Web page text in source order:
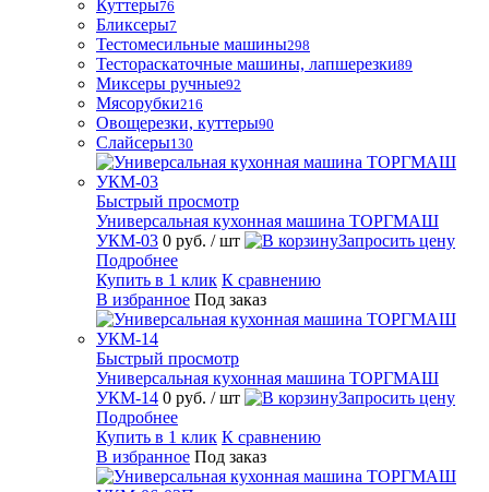
Куттеры76
Бликсеры7
Тестомесильные машины298
Тестораскаточные машины, лапшерезки89
Миксеры ручные92
Мясорубки216
Овощерезки, куттеры90
Слайсеры130
Быстрый просмотр
Универсальная кухонная машина ТОРГМАШ
УКМ-03 0 руб. / шт
Запросить цену
Подробнее
Купить в 1 клик К сравнению
В избранное Под заказ
Быстрый просмотр
Универсальная кухонная машина ТОРГМАШ
УКМ-14 0 руб. / шт
Запросить цену
Подробнее
Купить в 1 клик К сравнению
В избранное Под заказ